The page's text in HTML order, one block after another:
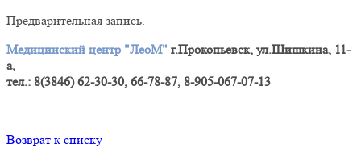
Предварительная запись.
Медицинский центр "ЛеоМ" г.Прокопьевск, ул.Шишкина, 11-
а,
тел.: 8(3846) 62-30-30, 66-78-87, 8-905-067-07-13
Возврат к списку